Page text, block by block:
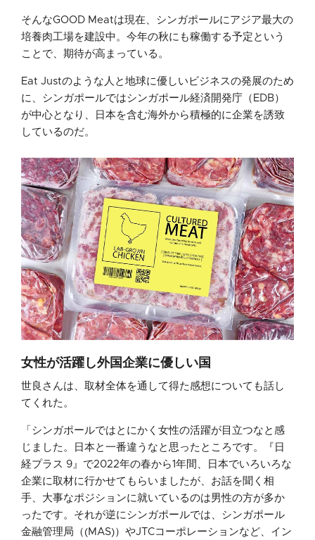
そんなGOOD Meatは現在、シンガポールにアジア最大の
培養肉工場を建設中。今年の秋にも稼働する予定という
ことで、期待が高まっている。
Eat Justのような人と地球に優しいビジネスの発展のため
に、シンガポールではシンガポール経済開発庁（EDB）
が中心となり、日本を含む海外から積極的に企業を誘致
しているのだ。
女性が活躍し外国企業に優しい国
世良さんは、取材全体を通して得た感想についても話し
てくれた。
「シンガポールではとにかく女性の活躍が目立つなと感
じました。日本と一番違うなと思ったところです。『日
経プラス 9』で2022年の春から1年間、日本でいろいろな
企業に取材に行かせてもらいましたが、お話を聞く相
手、大事なポジションに就いているのは男性の方が多か
ったです。それが逆にシンガポールでは、シンガポール
金融管理局（(MAS)）やJTCコーポレーションなど、イン